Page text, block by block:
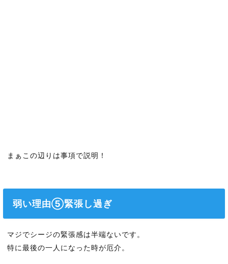
まぁこの辺りは事項で説明！
弱い理由⑤緊張し過ぎ
マジでシージの緊張感は半端ないです。
特に最後の一人になった時が厄介。